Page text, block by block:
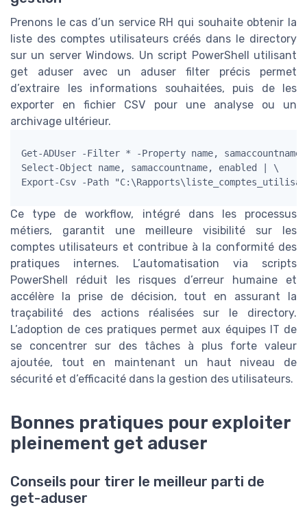
Prenons le cas d’un service RH qui souhaite obtenir la
liste des comptes utilisateurs créés dans le directory
sur un server Windows. Un script PowerShell utilisant
get aduser avec un aduser filter précis permet
d’extraire les informations souhaitées, puis de les
exporter en fichier CSV pour une analyse ou un
archivage ultérieur.
Get-ADUser -Filter * -Property name,
Select-Object name, samaccountname, enabled | \
Ce type de workflow, intégré dans les processus
métiers, garantit une meilleure visibilité sur les
comptes utilisateurs et contribue à la conformité des
pratiques internes. L’automatisation via scripts
PowerShell réduit les risques d’erreur humaine et
accélère la prise de décision, tout en assurant la
traçabilité des actions réalisées sur le directory.
L’adoption de ces pratiques permet aux équipes IT de
se concentrer sur des tâches à plus forte valeur
ajoutée, tout en maintenant un haut niveau de
sécurité et d’efficacité dans la gestion des utilisateurs.
Bonnes pratiques pour exploiter
pleinement get aduser
Conseils pour tirer le meilleur parti de
get-aduser